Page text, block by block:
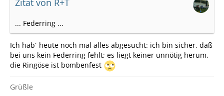
Zitat von R+T
... Federring ...
Ich hab´ heute noch mal alles abgesucht: ich bin sicher, daß
bei uns kein Federring fehlt; es liegt keiner unnötig herum,
die Ringöse ist bombenfest
Grüßle